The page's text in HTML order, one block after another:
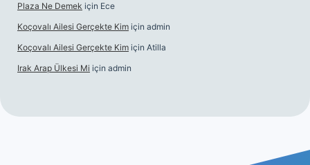
Plaza Ne Demek için Ece
Koçovalı Ailesi Gerçekte Kim için admin
Koçovalı Ailesi Gerçekte Kim için Atilla
Irak Arap Ülkesi Mi için admin